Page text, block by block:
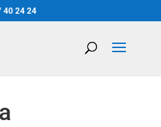
40 24 24